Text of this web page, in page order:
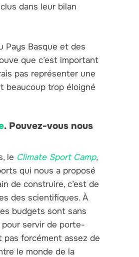
dans leur bilan
Pays Basque et des
que c’est important
pas représenter une
beaucoup trop éloigné
. Pouvez-vous nous
le Climate Sport Camp,
qui nous a proposé
de construire, c’est de
des scientifiques. À
budgets sont sans
pour servir de porte-
pas forcément assez de
le monde de la